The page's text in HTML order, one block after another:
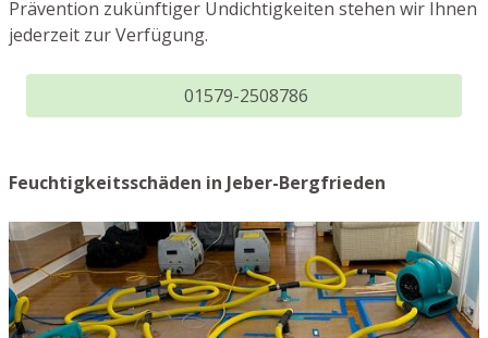
Prävention zukünftiger Undichtigkeiten stehen wir Ihnen
jederzeit zur Verfügung.
01579-2508786
Feuchtigkeitsschäden in Jeber-Bergfrieden